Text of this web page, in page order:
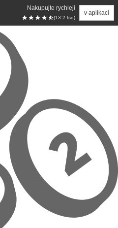
Nakupujte rychleji
(13.2 tsd)
v aplikaci